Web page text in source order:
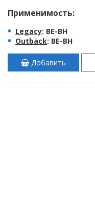
Применимость:
Legacy: BE-BH
Outback: BE-BH
Добавить